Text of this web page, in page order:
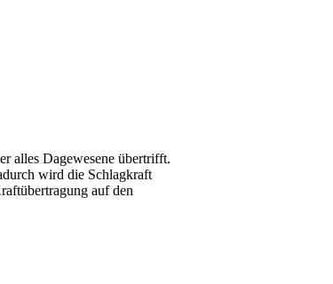
alles Dagewesene übertrifft.
wird die Schlagkraft
auf den